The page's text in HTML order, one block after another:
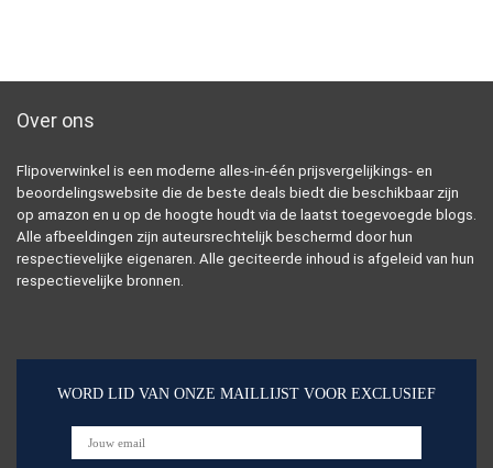
Over ons
Flipoverwinkel is een moderne alles-in-één prijsvergelijkings- en
beoordelingswebsite die de beste deals biedt die beschikbaar zijn
op amazon en u op de hoogte houdt via de laatst toegevoegde blogs.
Alle afbeeldingen zijn auteursrechtelijk beschermd door hun
respectievelijke eigenaren. Alle geciteerde inhoud is afgeleid van hun
respectievelijke bronnen.
WORD LID VAN ONZE MAILLIJST VOOR EXCLUSIEF